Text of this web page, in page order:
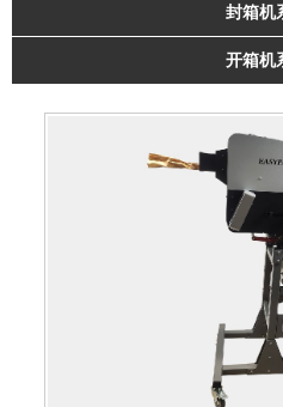
封箱机
开箱机